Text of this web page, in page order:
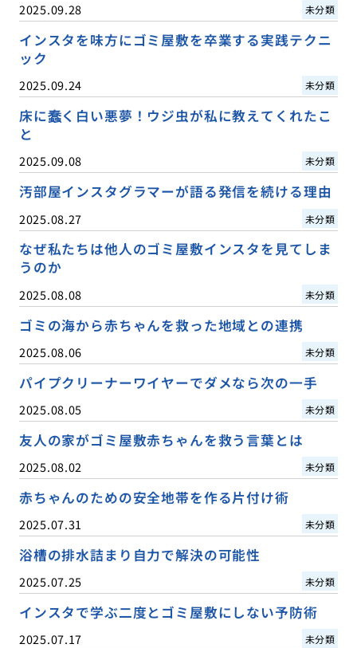
2025.09.28 未分類
インスタを味方にゴミ屋敷を卒業する実践テクニ
ック
2025.09.24 未分類
床に蠢く白い悪夢！ウジ虫が私に教えてくれたこ
と
2025.09.08 未分類
汚部屋インスタグラマーが語る発信を続ける理由
2025.08.27 未分類
なぜ私たちは他人のゴミ屋敷インスタを見てしま
うのか
2025.08.08 未分類
ゴミの海から赤ちゃんを救った地域との連携
2025.08.06 未分類
パイプクリーナーワイヤーでダメなら次の一手
2025.08.05 未分類
友人の家がゴミ屋敷赤ちゃんを救う言葉とは
2025.08.02 未分類
赤ちゃんのための安全地帯を作る片付け術
2025.07.31 未分類
浴槽の排水詰まり自力で解決の可能性
2025.07.25 未分類
インスタで学ぶ二度とゴミ屋敷にしない予防術
2025.07.17 未分類